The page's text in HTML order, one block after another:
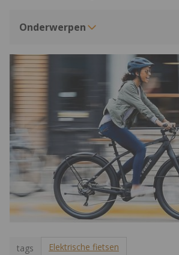
Onderwerpen
tags Elektrische fietsen